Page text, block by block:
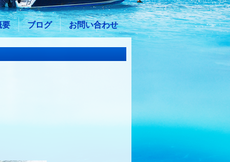
要 ブログ お問い合わせ